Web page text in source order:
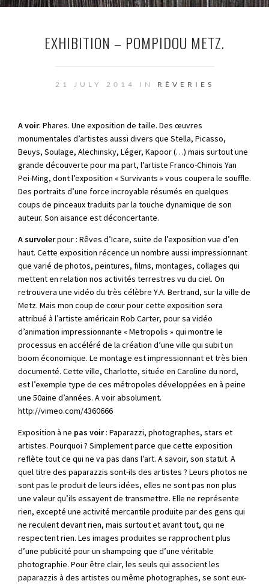
EXHIBITION – POMPIDOU METZ.
21 JULY 2014 IN RÊVERIES
A voir: Phares. Une exposition de taille. Des œuvres
monumentales d’artistes aussi divers que Stella, Picasso,
Beuys, Soulage, Alechinsky, Léger, Kapoor (…) mais surtout une
grande découverte pour ma part, l’artiste Franco-Chinois Yan
Pei-Ming, dont l’exposition « Survivants » vous coupera le souffle.
Des portraits d’une force incroyable résumés en quelques
coups de pinceaux traduits par la touche dynamique de son
auteur. Son aisance est déconcertante.
A survolerpour : Rêves d’Icare, suite de l’exposition vue d’en
haut. Cette exposition récence un nombre aussi impressionnant
que varié de photos, peintures, films, montages, collages qui
mettent en relation nos activités terrestres vu du ciel. On
retrouvera une vidéo du très célèbre Y.A. Bertrand, sur la ville de
Metz. Mais mon coup de cœur pour cette exposition sera
attribué à l’artiste américain Rob Carter, pour sa vidéo
d’animation impressionnante « Metropolis » qui montre le
processus en accéléré de la création d’une ville qui subit un
boom économique. Le montage est impressionnant et très bien
documenté. Cette ville, Charlotte, située en Caroline du nord,
est l’exemple type de ces métropoles développées en à peine
une 50aine d’années. A voir absolument.
http://vimeo.com/4360666
Exposition à ne pas voir: Paparazzi, photographes, stars et
artistes. Pourquoi ? Simplement parce que cette exposition
reflète tout ce qui ne va pas dans l’art. A savoir, son statut. A
quel titre des paparazzis sont-ils des artistes ? Leurs photos ne
sont pas le produit de leurs idées, elles ne sont pas non plus
une valeur qu’ils essayent de transmettre. Elle ne représente
rien, excepté une activité mercantile produite par des gens qui
ne reculent devant rien, mais surtout et avant tout, qui ne
respectent rien. Les images produites se rapprochent plus
d’une publicité pour un shampoing que d’une véritable
photographie. Pour être clair, les seuls qui associent les
paparazzis à des artistes ou même photographes, se sont eux-